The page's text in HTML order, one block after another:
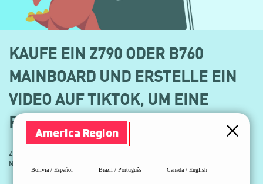
America Region
Bolivia / Español Brazil / Português Canada / English
KAUFE EIN Z790 ODER B760
MAINBOARD UND ERSTELLE EIN
VIDEO AUF TIKTOK, UM EINE
PRÄMIE ZU ERHALTEN!
Zeige in dem Video zusätzlich einen teilnehmenden MSI Wasserkühler, ein
Netzteil und/oder ein Gehäuse und erhalte eine zusätzliche Prämie.